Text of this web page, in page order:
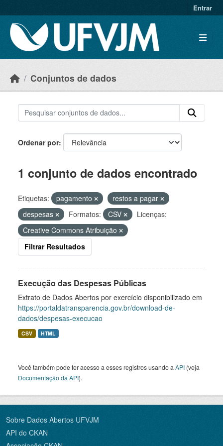
Entrar
Conjuntos de dados
Ordenar por
1 conjunto de dados encontrado
Etiquetas: pagamento
restos a pagar
despesas
Formatos: CSV
Licenças:
Creative Commons Atribuição
Filtrar Resultados
Execução das Despesas Públicas
Extrato de Dados Abertos por exercício disponibilizado em
https://portaldatransparencia.gov.br/download-de-
dados/despesas-execucao
CSV HTML
Você também pode ter acesso a esses registros usando a API (veja
Documentação da API).
Sobre Dados Abertos UFVJM
API do CKAN